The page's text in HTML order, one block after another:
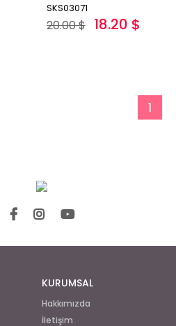
SKS03071
18.20 $
20.00 $
1
KURUMSAL
Hakkımızda
İletişim